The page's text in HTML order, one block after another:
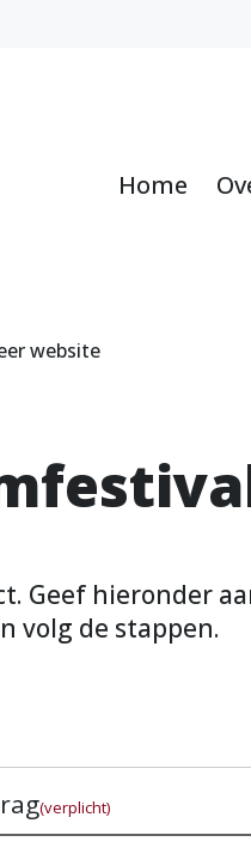
Home
website
Geef hieronder
volg de stappen.
(verplicht)